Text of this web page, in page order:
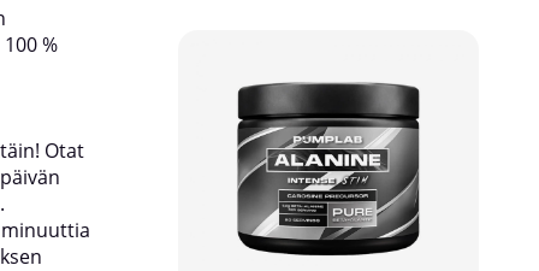
%
Otat
määrän halutun vaikutuksen mukaan.
beta-alaniini on myös edullisempi kuin
Nauttimalla noin 4 grammaa beta-alaniinia
ajan voit nostaa karnosiinitasojasi 60 %!
karnosiinitasot edistävät beta-alaniinin